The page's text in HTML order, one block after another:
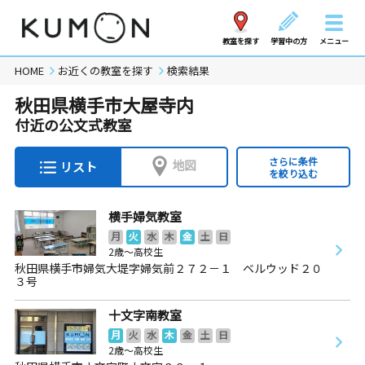
教室を探す 学習中の方 メニュー
HOME お近くの教室を探す 検索結果
秋田県横手市大屋寺内
付近の公文式教室
リスト 地図
さらに条件
を絞り込む
横手婦気教室
月 火 水 木 金 土
日
2歳～高校生
秋田県横手市婦気大堤字婦気前２７２－１ ベルウッド２０
３号
十文字南教室
月 火 水 木 金 土
日
2歳～高校生